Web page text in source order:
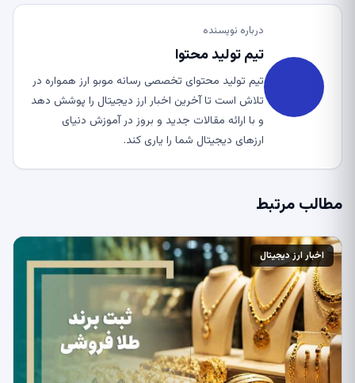
درباره نویسنده
تیم تولید محتوا
تیم تولید محتوای تخصصی رسانه موبو ارز همواره در
تلاش است تا آخرین اخبار ارز دیجیتال را پوشش دهد
و با ارائه مقالات جدید و بروز در آموزش دنیای
ارزهای دیجیتال شما را یاری کند.
مطالب مرتبط
اخبار ارز دیجیتال